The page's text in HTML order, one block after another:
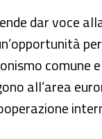
dar voce
all’area